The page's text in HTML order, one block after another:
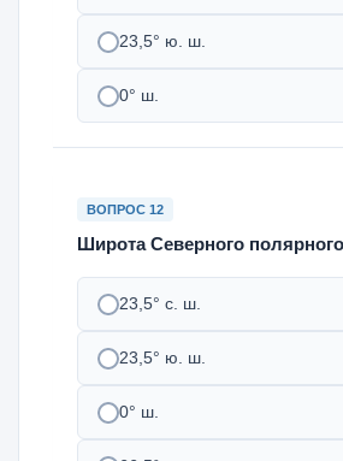
23,5° ю. ш.
0° ш.
ВОПРОС 12
Широта Северного полярного
23,5° с. ш.
23,5° ю. ш.
0° ш.